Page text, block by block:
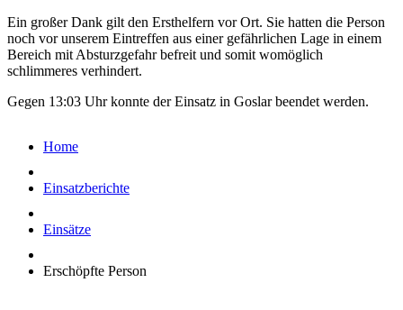
Ein großer Dank gilt den Ersthelfern vor Ort. Sie hatten die Person
noch vor unserem Eintreffen aus einer gefährlichen Lage in einem
Bereich mit Absturzgefahr befreit und somit womöglich
schlimmeres verhindert.
Gegen 13:03 Uhr konnte der Einsatz in Goslar beendet werden.
Home
Einsatzberichte
Einsätze
Erschöpfte Person